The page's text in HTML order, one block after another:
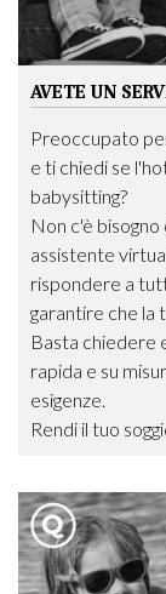
AVETE UN
Preoccupato
e ti chiedi se
babysitting?
Non c'è
assistente
rispondere a
garantire che la
Basta chiedere
rapida e su
esigenze.
Rendi il tuo